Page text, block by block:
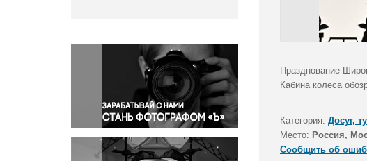
Окружающая среда
Политика
Правосудие
Происшествия и конфликты
Религия
Светская жизнь
Спорт
Празднование
Кабина колеса
Категория: Досуг,
Место: Россия,
Сообщить об